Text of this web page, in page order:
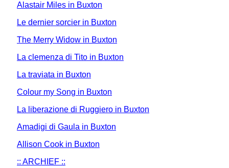
Alastair Miles in Buxton
Le dernier sorcier in Buxton
The Merry Widow in Buxton
La clemenza di Tito in Buxton
La traviata in Buxton
Colour my Song in Buxton
La liberazione di Ruggiero in Buxton
Amadigi di Gaula in Buxton
Allison Cook in Buxton
:: ARCHIEF ::